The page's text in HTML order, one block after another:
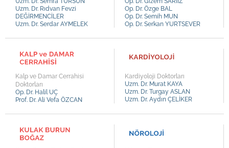
Uzm. Dr. Hasan ÇAMURLU
Uzm. Dr. Mehmet AYDINLI
Uzm. Dr. Öznur TUFANER
Uzm. Dr. Tansel KAVUT
Uzm. Dr. Tufan TÜRK
Uzm. Dr. Mustafa BÜLBÜL
Uzm. Kl. Fatih YILMAZ
Uzm. Dr. Rıdvan Fevzi
DEĞİRMENCİLER
Uzm. Dr. Serdar AYMELEK
Op. Dr. Özge BAL
Op. Dr. Semih MUN
Op. Dr. Serkan YURTSEVER
Kalp ve Damar Cerrahisi
Doktorları
Op. Dr. Halil UÇ
Prof. Dr. Ali Vefa ÖZCAN
Kardiyoloji Doktorları
Uzm. Dr. Murat KAYA
Uzm. Dr. Turgay ASLAN
Uzm. Dr. Aydın ÇELİKER